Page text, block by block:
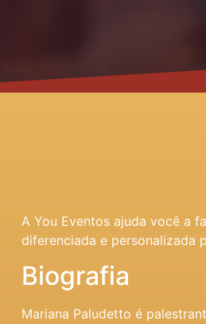
A You Eventos ajuda você a
diferenciada e personalizada
Biografia
Mariana Paludetto é